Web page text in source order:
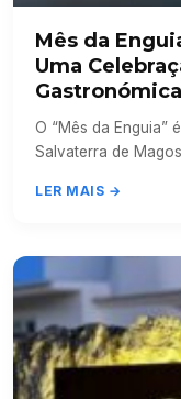
Mês da
Uma
Gastronómica
O “Mês da Enguia”
Salvaterra de
LER MAIS →